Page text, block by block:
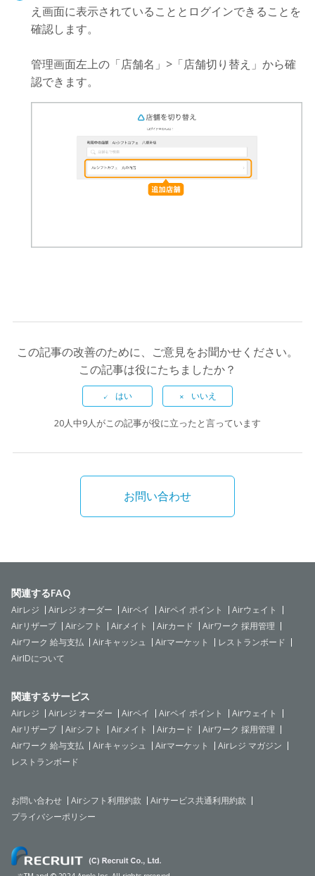
え画面に表示されていることとログインできることを
確認します。
管理画面左上の「店舗名」>「店舗切り替え」から確
認できます。
この記事の改善のために、ご意見をお聞かせください。
この記事は役にたちましたか？
20人中9人がこの記事が役に立ったと言っています
お問い合わせ
関連するFAQ
Airレジ Airレジ オーダー Airペイ Airペイ ポイント
Airウェイト
Airリザーブ
Airシフト Airメイト Airカード
Airワーク 採用管理
Airワーク 給与支払
Airキャッシュ Airマーケット
レストランボード
AirIDについて
関連するサービス
Airレジ Airレジ オーダー Airペイ Airペイ ポイント
Airウェイト
Airリザーブ
Airシフト Airメイト Airカード
Airワーク 採用管理
Airワーク 給与支払
Airキャッシュ Airマーケット
Airレジ マガジン
レストランボード
お問い合わせ Airシフト利用約款
Airサービス共通利用約款
プライバシーポリシー